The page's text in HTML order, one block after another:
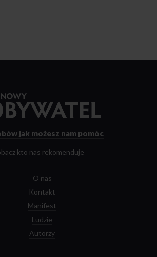
strony
jak możesz nam pomóc
kto nas rekomenduje
O nas
Kontakt
Manifest
Ludzie
Autorzy